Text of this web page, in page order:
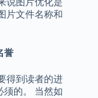
说图片优化是
片文件名称和
誉
得到读者的进
须的。 当然如